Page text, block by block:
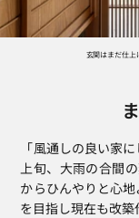
玄関はまだ仕上
「風通しの良い家
上旬、大雨の合間
からひんやりと心
を目指し現在も改築